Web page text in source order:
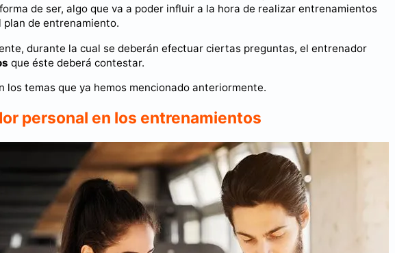
de ser, algo que va a poder influir a la hora de realizar entrenamientos
de entrenamiento.
durante la cual se deberán efectuar ciertas preguntas, el entrenador
que éste deberá contestar.
temas que ya hemos mencionado anteriormente.
personal en los entrenamientos